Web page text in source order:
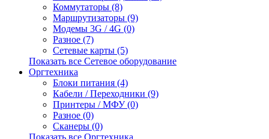
Коммутаторы (8)
Маршрутизаторы (9)
Модемы 3G / 4G (0)
Разное (7)
Сетевые карты (5)
Показать все Сетевое оборудование
Оргтехника
Блоки питания (4)
Кабели / Переходники (9)
Принтеры / МФУ (0)
Разное (0)
Сканеры (0)
Показать все Оргтехника